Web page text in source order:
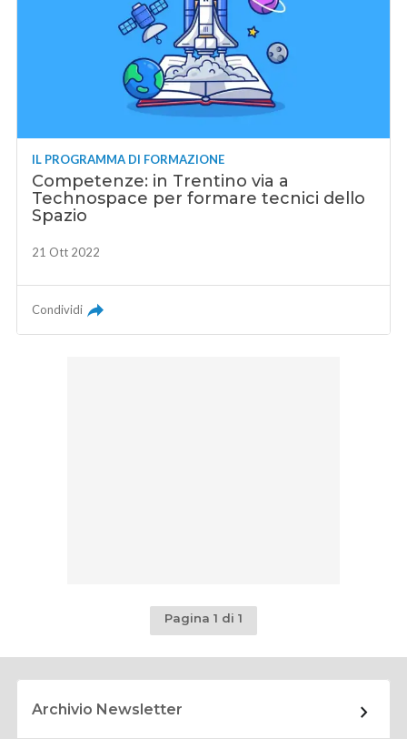
IL PROGRAMMA DI FORMAZIONE
Competenze: in Trentino via a
Technospace per formare tecnici dello
Spazio
21 Ott 2022
Condividi
Pagina 1 di 1
Archivio Newsletter